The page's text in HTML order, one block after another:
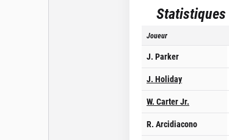
Statistiques
Joueur
J. Parker
J. Holiday
W. Carter Jr.
R. Arcidiacono